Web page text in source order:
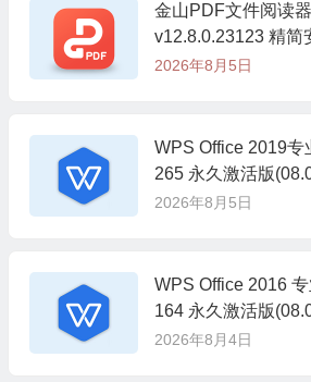
金山PDF文件阅读
v12.8.0.23123 精简
5）
2026年8月5日
WPS Office 2019专
265 永久激活版
2026年8月5日
WPS Office 2016
164 永久激活版
2026年8月4日